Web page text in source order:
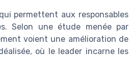
permettent aux responsables
Selon une étude menée par
voient une amélioration de
où le leader incarne les